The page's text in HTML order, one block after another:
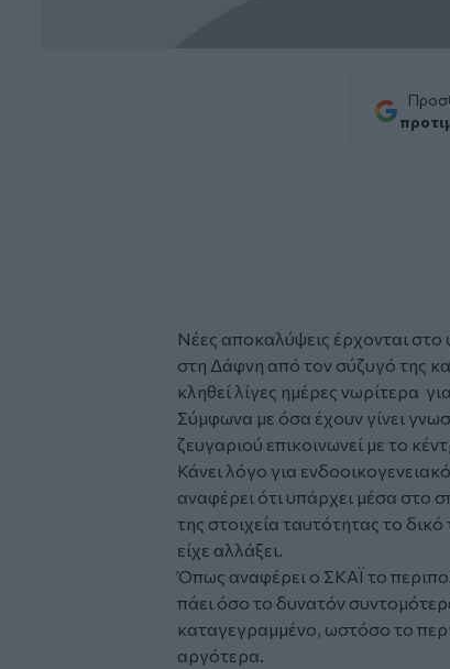
Νέες αποκαλύψεις έρχονται στο
στη Δάφνη από τον σύζυγό της
κληθεί λίγες ημέρες νωρίτερα
Σύμφωνα με όσα έχουν γίνει
ζευγαριού επικοινωνεί με το
Κάνει λόγο για
αναφέρει ότι υπάρχει μέσα στο
της στοιχεία ταυτότητας το
είχε αλλάξει.
Όπως αναφέρει ο ΣΚΑΪ το
πάει όσο το δυνατόν
καταγεγραμμένο, ωστόσο το
αργότερα.